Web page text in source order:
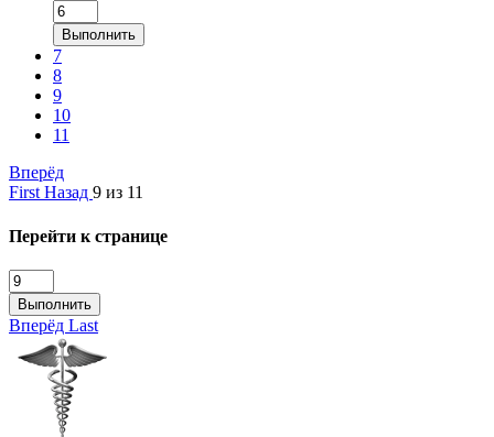
Выполнить
7
8
9
10
11
Вперёд
First Назад 9 из 11
Перейти к странице
Выполнить
Вперёд Last